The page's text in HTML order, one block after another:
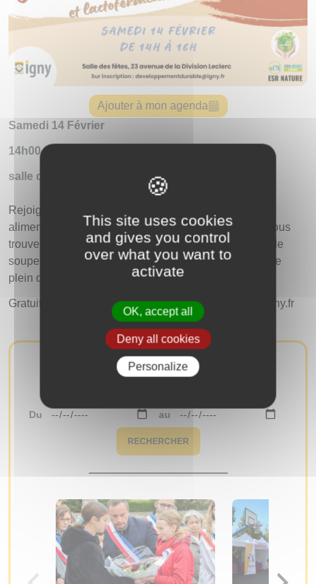
Ajouter à mon agenda
Samedi 14 Février
14h00 - 16h00
salle des fêtes, 23 avenue de la division leclerc
Rejoignez-nous pour un voyage culinaire vers une
alimentation durable, et riche en saveurs. Au menu, vous
trouverez des tartinades, des aromates, des galettes de
soupes et découvrirez la lactofermentation pour faire le
plein de nutriments.
Gratuit – Sur inscription à developpementdurable@igny.fr
AUTRES ÉVÉNEMENTS
Du au
RECHERCHER
This site uses cookies
and gives you control
over what you want to
activate
OK, accept all
Deny all cookies
Personalize